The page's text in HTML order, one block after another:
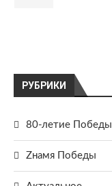
РУБРИКИ
80-летие Победы
Zнамя Победы